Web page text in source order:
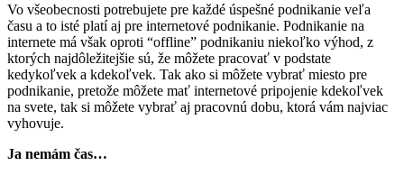
Vo všeobecnosti potrebujete pre každé úspešné podnikanie veľa
času a to isté platí aj pre internetové podnikanie. Podnikanie na
internete má však oproti “offline” podnikaniu niekoľko výhod, z
ktorých najdôležitejšie sú, že môžete pracovať v podstate
kedykoľvek a kdekoľvek. Tak ako si môžete vybrať miesto pre
podnikanie, pretože môžete mať internetové pripojenie kdekoľvek
na svete, tak si môžete vybrať aj pracovnú dobu, ktorá vám najviac
vyhovuje.
Ja nemám čas…